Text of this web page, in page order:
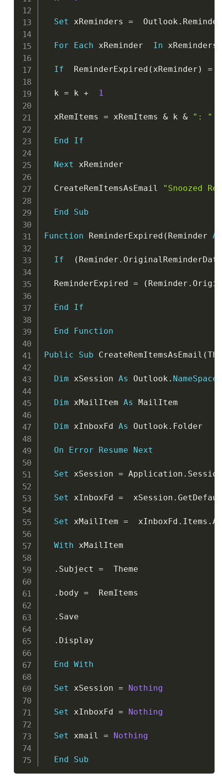
Set xReminders =
  Outlook
.
For Each xReminder In xReminders
If
  ReminderExpired
( xReminder ) =
  k
= k + 1
  xRemItems
= xRemItems & k & ": "
End If
Next xReminder
  CreateRemItemsAsEmail
"Snoozed
End Sub
Function ReminderExpired ( Reminder As
If ( Reminder .
  ReminderExpired
= ( Reminder .
End If
End Function
Public Sub CreateRemItemsAsEmail (
Dim xSession As Outlook . NameSpace
Dim xMailItem As MailItem
Dim xInboxFd As Outlook . Folder
On Error Resume Next
Set xSession = Application . Session
Set xInboxFd =
  xSession
.
Set xMailItem =
  xInboxFd
. Items .
With xMailItem
. Subject =
  Theme
. body =
  RemItems
. Save
. Display
End With
Set xSession = Nothing
Set xInboxFd = Nothing
Set xmail = Nothing
End Sub